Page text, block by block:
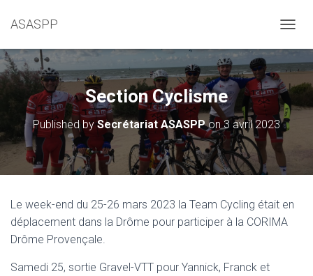
ASASPP
Section Cyclisme
Published bySecrétariat ASASPPon3 avril 2023
Le week-end du 25-26 mars 2023 la Team Cycling était en
déplacement dans la Drôme pour participer à la CORIMA
Drôme Provençale.
Samedi 25, sortie Gravel-VTT pour Yannick, Franck et